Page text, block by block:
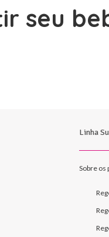
seu
Linha
Sobre os